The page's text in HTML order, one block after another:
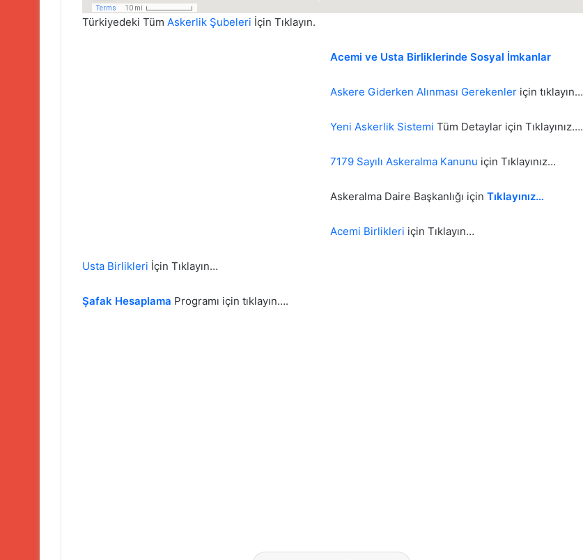
Türkiyedeki Tüm Askerlik Şubeleri İçin Tıklayın.
Acemi ve Usta Birliklerinde Sosyal İmkanlar
Askere Giderken Alınması Gerekenler için tıklayın…
Yeni Askerlik Sistemi Tüm Detaylar için Tıklayınız….
7179 Sayılı Askeralma Kanunu için Tıklayınız…
Askeralma Daire Başkanlığı için Tıklayınız…
Acemi Birlikleri için Tıklayın…
Usta Birlikleri İçin Tıklayın…
Şafak Hesaplama Programı için tıklayın….